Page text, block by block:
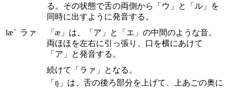
læ` ラァ
る。その状態で舌の両側から「ウ」と「ル」を
同時に出すように発音する。
「æ」は、「ア」と「エ」の中間のような音。
両ほほを左右に引っ張り、口を横にあけて
「ア」と発音する。
続けて「ラァ」となる。
「ŋ」は、舌の後ろ部分を上げて、上あごの奥に